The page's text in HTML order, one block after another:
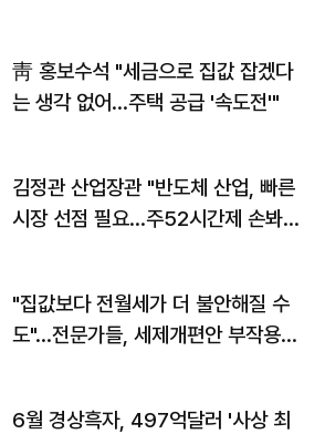
靑 홍보수석 "세금으로 집값 잡겠다
는 생각 없어…주택 공급 '속도전'"
김정관 산업장관 "반도체 산업, 빠른
시장 선점 필요…주52시간제 손봐
"집값보다 전월세가 더 불안해질 수
도"…전문가들, 세제개편안 부작용
6월 경상흑자, 497억달러 '사상 최